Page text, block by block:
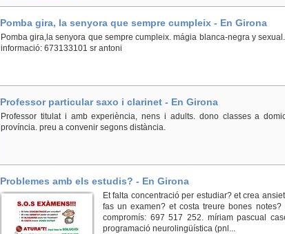
Pomba gira, la senyora que sempre cumpleix - En Girona
Pomba gira,la senyora que sempre cumpleix. mágia blanca-negra y
informació: 673133101 sr antoni
Professor particular saxo i clarinet - En Girona
Professor titulat i amb experiència, nens i adults. dono classes a
província. preu a convenir segons distància.
Problemes amb els estudis? - En Girona
Et falta concentració per estudiar? et crea
fas un examen? et costa treure bones notes?
compromís: 697 517 252. míriam pascual
programació neurolingüística (pnl...